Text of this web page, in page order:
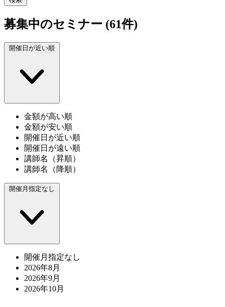
募集中のセミナー (61件)
開催日が近い順
金額が高い順
金額が安い順
開催日が近い順
開催日が遠い順
講師名（昇順）
講師名（降順）
開催月指定なし
開催月指定なし
2026年8月
2026年9月
2026年10月